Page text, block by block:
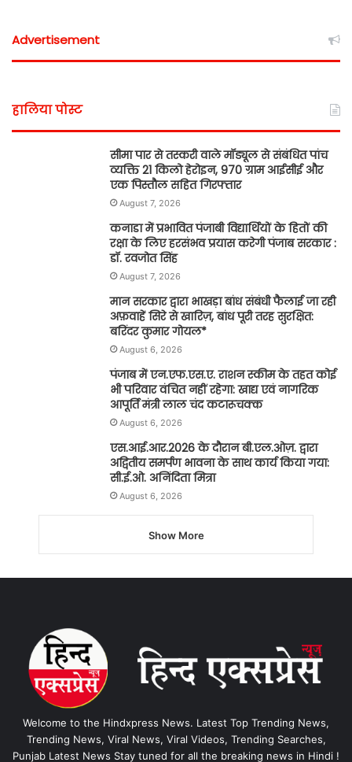
Advertisement
हालिया पोस्ट
सीमा पार से तस्करी वाले मॉड्यूल से संबंधित पांच
व्यक्ति 21 किलो हेरोइन, 970 ग्राम आईसीई और
एक पिस्तौल सहित गिरफ्तार
August 7, 2026
कनाडा में प्रभावित पंजाबी विद्यार्थियों के हितों की
रक्षा के लिए हरसंभव प्रयास करेगी पंजाब सरकार :
डॉ. रवजोत सिंह
August 7, 2026
मान सरकार द्वारा भाखड़ा बांध संबंधी फैलाई जा रही
अफ़वाहें सिरे से खारिज़, बांध पूरी तरह सुरक्षित:
बरिंदर कुमार गोयल*
August 6, 2026
पंजाब में एन.एफ.एस.ए. राशन स्कीम के तहत कोई
भी परिवार वंचित नहीं रहेगा: खाद्य एवं नागरिक
आपूर्ति मंत्री लाल चंद कटारूचक्क
August 6, 2026
एस.आई.आर.2026 के दौरान बी.एल.ओज़. द्वारा
अद्वितीय समर्पण भावना के साथ कार्य किया गया:
सी.ई.ओ. अनिंदिता मित्रा
August 6, 2026
Show More
Welcome to the Hindxpress News. Latest Top Trending News,
Trending News, Viral News, Viral Videos, Trending Searches,
Punjab Latest News Stay tuned for all the breaking news in Hindi !